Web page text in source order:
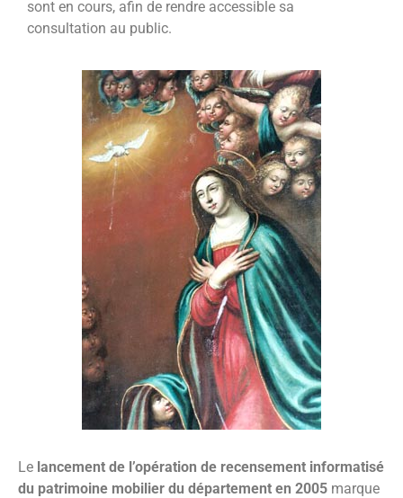
sont en cours, afin de rendre accessible sa
consultation au public.
Le lancement de l’opération de recensement informatisé
du patrimoine mobilier du département en 2005 marque